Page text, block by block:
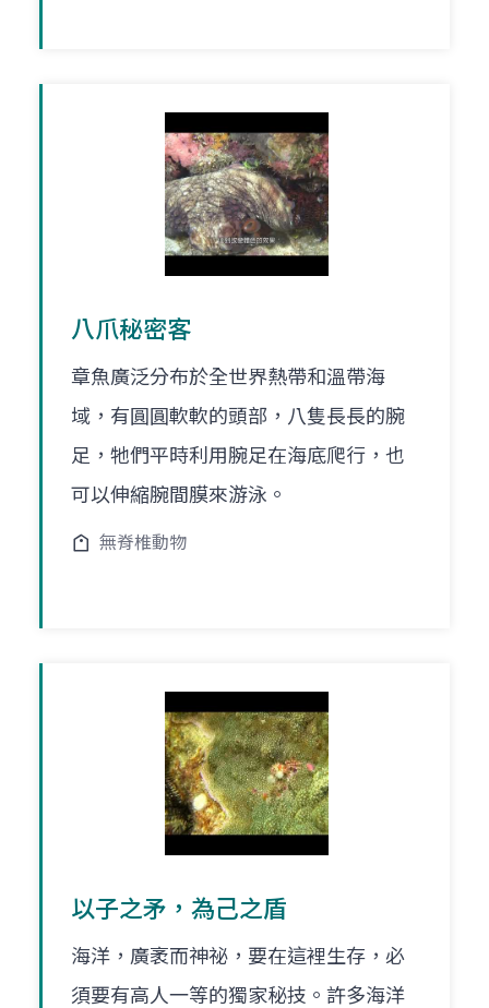
八爪秘密客
章魚廣泛分布於全世界熱帶和溫帶海
域，有圓圓軟軟的頭部，八隻長長的腕
足，牠們平時利用腕足在海底爬行，也
可以伸縮腕間膜來游泳。
無脊椎動物
以子之矛，為己之盾
海洋，廣袤而神祕，要在這裡生存，必
須要有高人一等的獨家秘技。許多海洋